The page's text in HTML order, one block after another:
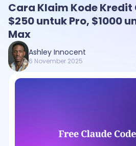
Cara Klaim Kode
$250 untuk Pro, $1000
Max
Ashley Innocent
6 November 2025